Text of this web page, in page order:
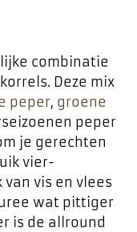
combinatie
Deze mix
peper, groene
peper
je gerechten
vier-
vis en vlees
wat pittiger
is de allround